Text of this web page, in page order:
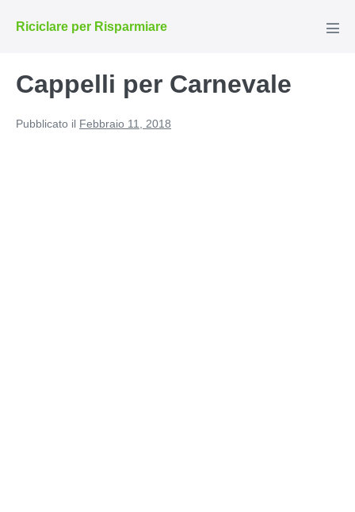
Riciclare per Risparmiare
Cappelli per Carnevale
Pubblicato il Febbraio 11, 2018